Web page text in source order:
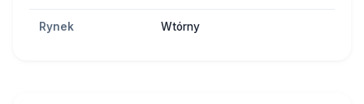
Rynek Wtórny